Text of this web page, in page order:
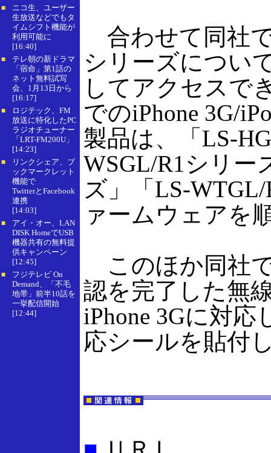
■
ニコ生、ユーザー
生放送などでもタ
イムシフト機能が
利用可能に
[16:40]
■
テレ朝の新ドラマ
「宿命」第1話の
ネット無料試写
会、1月13日から
[16:17]
■
ロジテック、FM
放送に特化したPC
ラジオチューナー
「LRT-FM200U」
[14:23]
■
リンクシェア、ブ
ックマークレット
機能で
TwitterとFacebook
連携
[14:03]
■
アイ・オー、LAN
DISK HomeでUSB
機器共有の無料提
供キャンペーン
[12:45]
■
フジテレビ On
Demand、「不毛
地帯」前半10話を
一挙配信開始
[12:44]
合わせて同社
シリーズについ
してアクセスで
でのiPhone 3G/
製品は、「LS-
WSGL/R1シリー
ズ」「LS-
ァームウェアを
このほか同社
認を完了した無
iPhone 3Gに対
応シールを貼付